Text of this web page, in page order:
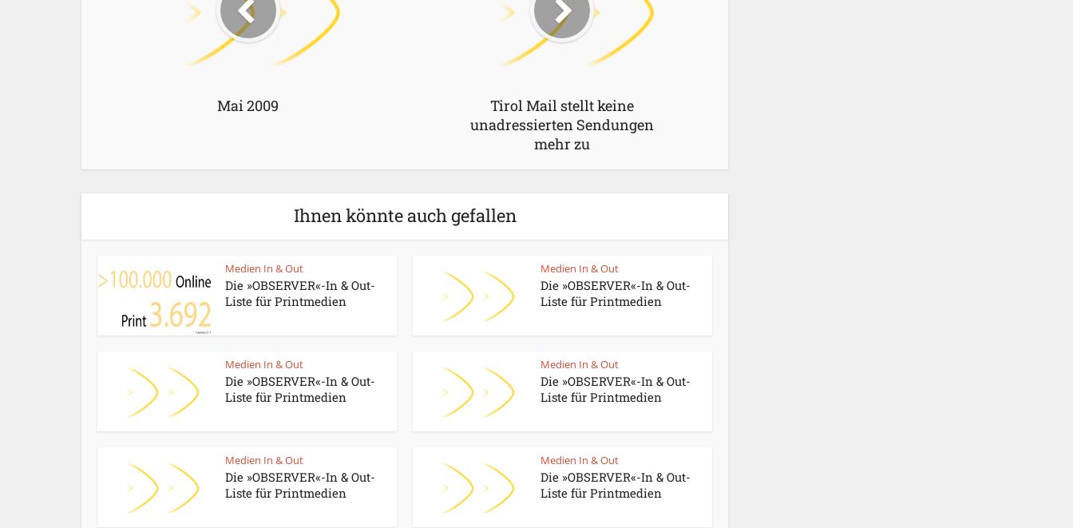
Mai 2009
Tirol Mail stellt keine
unadressierten Sendungen
mehr zu
Ihnen könnte auch gefallen
Medien In & Out
Die »OBSERVER«-In & Out-
Liste für Printmedien
Medien In & Out
Die »OBSERVER«-In & Out-
Liste für Printmedien
Medien In & Out
Die »OBSERVER«-In & Out-
Liste für Printmedien
Medien In & Out
Die »OBSERVER«-In & Out-
Liste für Printmedien
Medien In & Out
Die »OBSERVER«-In & Out-
Liste für Printmedien
Medien In & Out
Die »OBSERVER«-In & Out-
Liste für Printmedien